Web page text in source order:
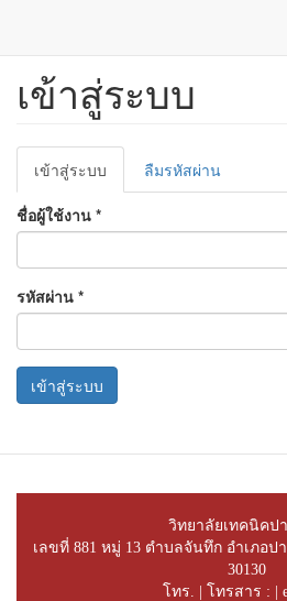
ข้าม
เนื้อหา
เข้าสู่ระบบ
Primary
tabs
เข้าสู่ระบบ
ปัจจุบัน)
ลืมรหัสผ่าน
ชื่อผู้ใช้งาน *
รหัสผ่าน *
เข้าสู่ระบบ
วิทยาลัยเทคนิคป
เลขที่ 881 หมู่ 13 ตำบลจันทึก อำเภอ
30130
โทร. | โทรสาร : |